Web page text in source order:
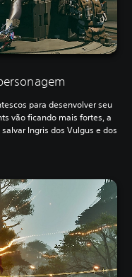
para desenvolver seu
vão ficando mais fortes, a
Ingris dos Vulgus e dos